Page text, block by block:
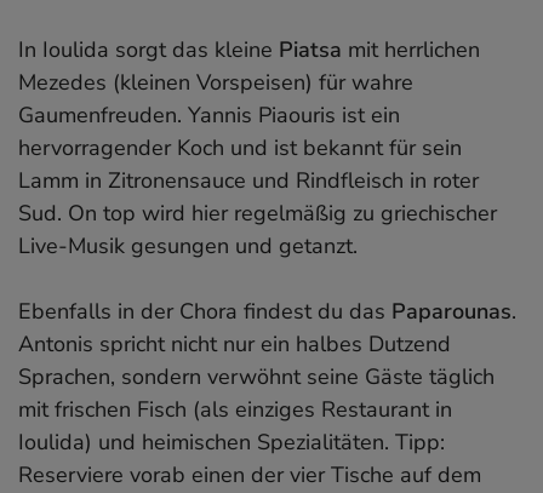
In Ioulida sorgt das kleine Piatsa mit herrlichen
Mezedes (kleinen Vorspeisen) für wahre
Gaumenfreuden. Yannis Piaouris ist ein
hervorragender Koch und ist bekannt für sein
Lamm in Zitronensauce und Rindfleisch in roter
Sud. On top wird hier regelmäßig zu griechischer
Live-Musik gesungen und getanzt.
Ebenfalls in der Chora findest du das Paparounas.
Antonis spricht nicht nur ein halbes Dutzend
Sprachen, sondern verwöhnt seine Gäste täglich
mit frischen Fisch (als einziges Restaurant in
Ioulida) und heimischen Spezialitäten. Tipp:
Reserviere vorab einen der vier Tische auf dem